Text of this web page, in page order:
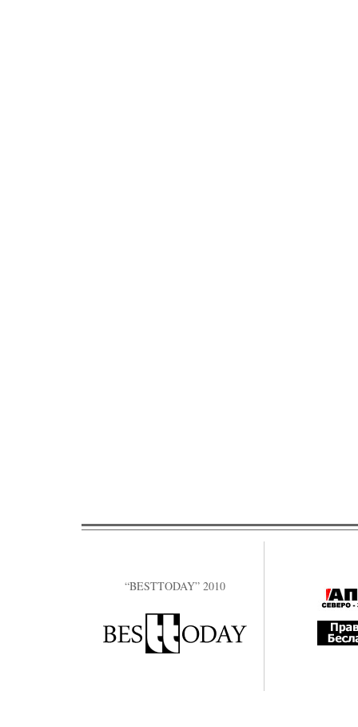
“BESTTODAY” 2010